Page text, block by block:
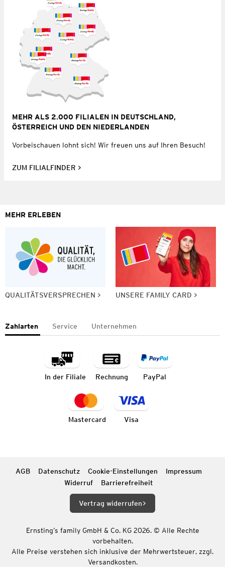
MEHR ALS 2.000 FILIALEN IN DEUTSCHLAND,
ÖSTERREICH UND DEN NIEDERLANDEN
Vorbeischauen lohnt sich! Wir freuen uns auf Ihren Besuch!
ZUM FILIALFINDER
MEHR ERLEBEN
QUALITÄTSVERSPRECHEN UNSERE FAMILY CARD
Zahlarten Service Unternehmen
In der Filiale Rechnung PayPal
Mastercard Visa
AGB Datenschutz Cookie-Einstellungen
Impressum
Widerruf
Barrierefreiheit
Vertrag widerrufen
Ernsting’s family GmbH & Co. KG 2026. © Alle Rechte
vorbehalten.
Alle Preise verstehen sich inklusive der Mehrwertsteuer, zzgl.
Versandkosten.